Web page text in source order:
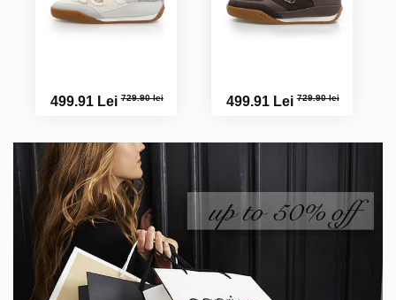
499.91 Lei729.90 lei 499.91 Lei729.90 lei